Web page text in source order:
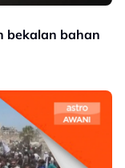
bekalan bahan